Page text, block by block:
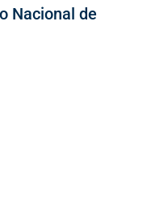
Nacional de